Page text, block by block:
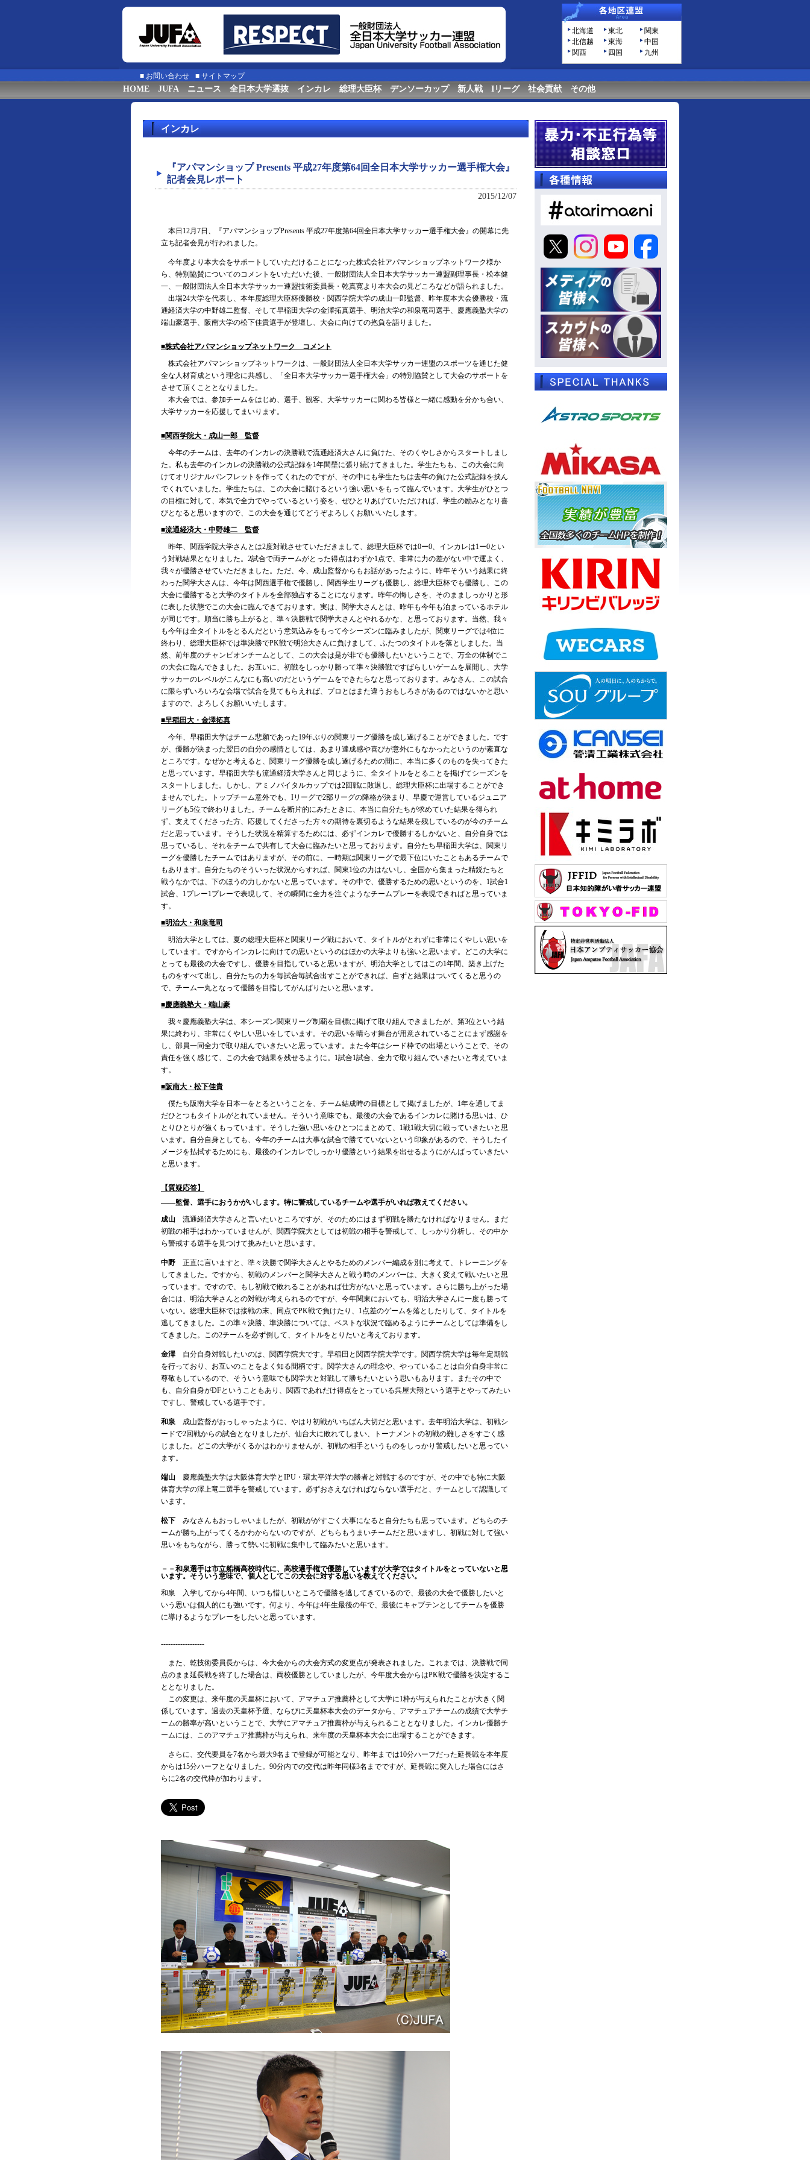
北海道 東北
関東
北信越
東海
中国
関西
四国 九州
■ お問い合わせ ■ サイトマップ
HOME JUFA ニュース 全日本大学選抜 インカレ 総理大臣杯 デンソーカップ 新人戦 Iリーグ 社会貢献 その他
インカレ
『アパマンショップ Presents 平成27年度第64回全日本大学サッカー選手権大会』
記者会見レポート
2015/12/07
本日12月7日、『アパマンショップPresents 平成27年度第64回全日本大学サッカー選手権大会』の開幕に先
立ち記者会見が行われました。
今年度より本大会をサポートしていただけることになった株式会社アパマンショップネットワーク様か
ら、特別協賛についてのコメントをいただいた後、一般財団法人全日本大学サッカー連盟副理事長・松本健
一、一般財団法人全日本大学サッカー連盟技術委員長・乾真寛より本大会の見どころなどが語られました。
出場24大学を代表し、本年度総理大臣杯優勝校・関西学院大学の成山一郎監督、昨年度本大会優勝校・流
通経済大学の中野雄二監督、そして早稲田大学の金澤拓真選手、明治大学の和泉竜司選手、慶應義塾大学の
端山豪選手、阪南大学の松下佳貴選手が登壇し、大会に向けての抱負を語りました。
■株式会社アパマンショップネットワーク コメント
株式会社アパマンショップネットワークは、一般財団法人全日本大学サッカー連盟のスポーツを通じた健
全な人材育成という理念に共感し、「全日本大学サッカー選手権大会」の特別協賛として大会のサポートを
させて頂くこととなりました。
本大会では、参加チームをはじめ、選手、観客、大学サッカーに関わる皆様と一緒に感動を分かち合い、
大学サッカーを応援してまいります。
■関西学院大・成山一郎 監督
今年のチームは、去年のインカレの決勝戦で流通経済大さんに負けた、そのくやしさからスタートしまし
た。私も去年のインカレの決勝戦の公式記録を1年間壁に張り続けてきました。学生たちも、この大会に向
けてオリジナルパンフレットを作ってくれたのですが、その中にも学生たちは去年の負けた公式記録を挟ん
でくれていました。学生たちは、この大会に賭けるという強い思いをもって臨んでいます。大学生がひとつ
の目標に対して、本気で全力でやっているという姿を、ぜひとりあげていただければ、学生の励みとなり喜
びとなると思いますので、この大会を通じてどうぞよろしくお願いいたします。
■流通経済大・中野雄二 監督
昨年、関西学院大学さんとは2度対戦させていただきまして、総理大臣杯では0ー0、インカレは1ー0とい
う対戦結果となりました。2試合で両チームがとった得点はわずか1点で、非常に力の差がない中で運よく、
我々が優勝させていただきました。ただ、今、成山監督からもお話があったように、昨年そういう結果に終
わった関学大さんは、今年は関西選手権で優勝し、関西学生リーグも優勝し、総理大臣杯でも優勝し、この
大会に優勝すると大学のタイトルを全部独占することになります。昨年の悔しさを、そのまましっかりと形
に表した状態でこの大会に臨んできております。実は、関学大さんとは、昨年も今年も泊まっているホテル
が同じです。順当に勝ち上がると、準々決勝戦で関学大さんとやれるかな、と思っております。当然、我々
も今年は全タイトルをとるんだという意気込みをもって今シーズンに臨みましたが、関東リーグでは4位に
終わり、総理大臣杯では準決勝でPK戦で明治大さんに負けまして、ふたつのタイトルを落としました。当
然、前年度のチャンピオンチームとして、この大会は是が非でも優勝したいということで、万全の体制でこ
の大会に臨んできました。お互いに、初戦をしっかり勝って準々決勝戦ですばらしいゲームを展開し、大学
サッカーのレベルがこんなにも高いのだというゲームをできたらなと思っております。みなさん、この試合
に限らずいろいろな会場で試合を見てもらえれば、プロとはまた違うおもしろさがあるのではないかと思い
ますので、よろしくお願いいたします。
■早稲田大・金澤拓真
今年、早稲田大学はチーム悲願であった19年ぶりの関東リーグ優勝を成し遂げることができました。です
が、優勝が決まった翌日の自分の感情としては、あまり達成感や喜びが意外にもなかったというのが素直な
ところです。なぜかと考えると、関東リーグ優勝を成し遂げるための間に、本当に多くのものを失ってきた
と思っています。早稲田大学も流通経済大学さんと同じように、全タイトルをとることを掲げてシーズンを
スタートしました。しかし、アミノバイタルカップでは2回戦に敗退し、総理大臣杯に出場することができ
ませんでした。トップチーム意外でも、Iリーグで2部リーグの降格が決まり、早慶で運営しているジュニア
リーグも5位で終わりました。チームを断片的にみたときに、本当に自分たちが求めていた結果を得られ
ず、支えてくださった方、応援してくださった方々の期待を裏切るような結果を残しているのが今のチーム
だと思っています。そうした状況を精算するためには、必ずインカレで優勝するしかないと、自分自身では
思っているし、それをチームで共有して大会に臨みたいと思っております。自分たち早稲田大学は、関東リ
ーグを優勝したチームではありますが、その前に、一時期は関東リーグで最下位にいたこともあるチームで
もあります。自分たちのそういった状況からすれば、関東1位の力はないし、全国から集まった精鋭たちと
戦うなかでは、下のほうの力しかないと思っています。その中で、優勝するための思いというのを、1試合1
試合、1プレー1プレーで表現して、その瞬間に全力を注ぐようなチームプレーを表現できればと思っていま
す。
■明治大・和泉竜司
明治大学としては、夏の総理大臣杯と関東リーグ戦において、タイトルがとれずに非常にくやしい思いを
しています。ですからインカレに向けての思いというのはほかの大学よりも強いと思います。どこの大学に
とっても最後の大会ですし、優勝を目指していると思いますが、明治大学としてはこの1年間、築き上げた
ものをすべて出し、自分たちの力を毎試合毎試合出すことができれば、自ずと結果はついてくると思うの
で、チーム一丸となって優勝を目指してがんばりたいと思います。
■慶應義塾大・端山豪
我々慶應義塾大学は、本シーズン関東リーグ制覇を目標に掲げて取り組んできましたが、第3位という結
果に終わり、非常にくやしい思いをしています。その思いを晴らす舞台が用意されていることにまず感謝を
し、部員一同全力で取り組んでいきたいと思っています。また今年はシード枠での出場ということで、その
責任を強く感じて、この大会で結果を残せるように。1試合1試合、全力で取り組んでいきたいと考えていま
す。
■阪南大・松下佳貴
僕たち阪南大学を日本一をとるということを、チーム結成時の目標として掲げましたが、1年を通してま
だひとつもタイトルがとれていません。そういう意味でも、最後の大会であるインカレに賭ける思いは、ひ
とりひとりが強くもっています。そうした強い思いをひとつにまとめて、1戦1戦大切に戦っていきたいと思
います。自分自身としても、今年のチームは大事な試合で勝てていないという印象があるので、そうしたイ
メージを払拭するためにも、最後のインカレでしっかり優勝という結果を出せるようにがんばっていきたい
と思います。
【質疑応答】
――監督、選手におうかがいします。特に警戒しているチームや選手がいれば教えてください。
成山 流通経済大学さんと言いたいところですが、そのためにはまず初戦を勝たなければなりません。まだ
初戦の相手はわかっていませんが、関西学院大としては初戦の相手を警戒して、しっかり分析し、その中か
ら警戒する選手を見つけて挑みたいと思います。
中野 正直に言いますと、準々決勝で関学大さんとやるためのメンバー編成を別に考えて、トレーニングを
してきました。ですから、初戦のメンバーと関学大さんと戦う時のメンバーは、大きく変えて戦いたいと思
っています。ですので、もし初戦で敗れることがあれば仕方がないと思っています。さらに勝ち上がった場
合には、明治大学さんとの対戦が考えられるのですが、今年関東においても、明治大学さんに一度も勝って
いない。総理大臣杯では接戦の末、同点でPK戦で負けたり、1点差のゲームを落としたりして、タイトルを
逃してきました。この準々決勝、準決勝については、ベストな状況で臨めるようにチームとしては準備をし
てきました。この2チームを必ず倒して、タイトルをとりたいと考えております。
金澤 自分自身対戦したいのは、関西学院大です。早稲田と関西学院大学です。関西学院大学は毎年定期戦
を行っており、お互いのことをよく知る間柄です。関学大さんの理念や、やっていることは自分自身非常に
尊敬もしているので、そういう意味でも関学大と対戦して勝ちたいという思いもあります。またその中で
も、自分自身がDFということもあり、関西であれだけ得点をとっている呉屋大翔という選手とやってみたい
ですし、警戒している選手です。
和泉 成山監督がおっしゃったように、やはり初戦がいちばん大切だと思います。去年明治大学は、初戦シ
ードで2回戦からの試合となりましたが、仙台大に敗れてしまい、トーナメントの初戦の難しさをすごく感
じました。どこの大学がくるかはわかりませんが、初戦の相手というものをしっかり警戒したいと思ってい
ます。
端山 慶應義塾大学は大阪体育大学とIPU・環太平洋大学の勝者と対戦するのですが、その中でも特に大阪
体育大学の澤上竜二選手を警戒しています。必ずおさえなければならない選手だと、チームとして認識して
います。
松下 みなさんもおっしゃいましたが、初戦ががすごく大事になると自分たちも思っています。どちらのチ
ームが勝ち上がってくるかわからないのですが、どちらもうまいチームだと思いますし、初戦に対して強い
思いをもちながら、勝って勢いに初戦に集中して臨みたいと思います。
－－和泉選手は市立船橋高校時代に、高校選手権で優勝していますが大学ではタイトルをとっていないと思
います。そういう意味で、個人としてこの大会に対する思いを教えてください。
和泉 入学してから4年間、いつも惜しいところで優勝を逃してきているので、最後の大会で優勝したいと
いう思いは個人的にも強いです。何より、今年は4年生最後の年で、最後にキャプテンとしてチームを優勝
に導けるようなプレーをしたいと思っています。
------------------
また、乾技術委員長からは、今大会からの大会方式の変更点が発表されました。これまでは、決勝戦で同
点のまま延長戦を終了した場合は、両校優勝としていましたが、今年度大会からはPK戦で優勝を決定するこ
ととなりました。
この変更は、来年度の天皇杯において、アマチュア推薦枠として大学に1枠が与えられたことが大きく関
係しています。過去の天皇杯予選、ならびに天皇杯本大会のデータから、アマチュアチームの成績で大学チ
ームの勝率が高いということで、大学にアマチュア推薦枠が与えられることとなりました。インカレ優勝チ
ームには、このアマチュア推薦枠が与えられ、来年度の天皇杯本大会に出場することができます。
さらに、交代要員を7名から最大9名まで登録が可能となり、昨年までは10分ハーフだった延長戦を本年度
からは15分ハーフとなりました。90分内での交代は昨年同様3名までですが、延長戦に突入した場合にはさ
らに2名の交代枠が加わります。